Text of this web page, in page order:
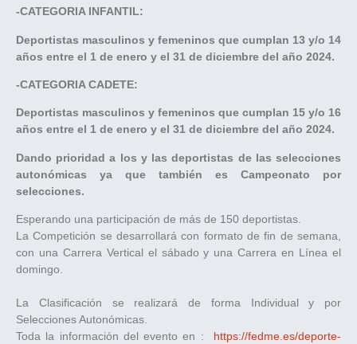
-CATEGORIA INFANTIL:
Deportistas masculinos y femeninos que cumplan 13 y/o 14
años entre el 1 de enero y el 31 de diciembre del año 2024.
-CATEGORIA CADETE:
Deportistas masculinos y femeninos que cumplan 15 y/o 16
años entre el 1 de enero y el 31 de diciembre del año 2024.
Dando prioridad a los y las deportistas de las selecciones
autonómicas ya que también es Campeonato por
selecciones.
Esperando una participación de más de 150 deportistas.
La Competición se desarrollará con formato de fin de semana,
con una Carrera Vertical el sábado y una Carrera en Línea el
domingo.
La Clasificación se realizará de forma Individual y por
Selecciones Autonómicas.
Toda la información del evento en : https://fedme.es/deporte-